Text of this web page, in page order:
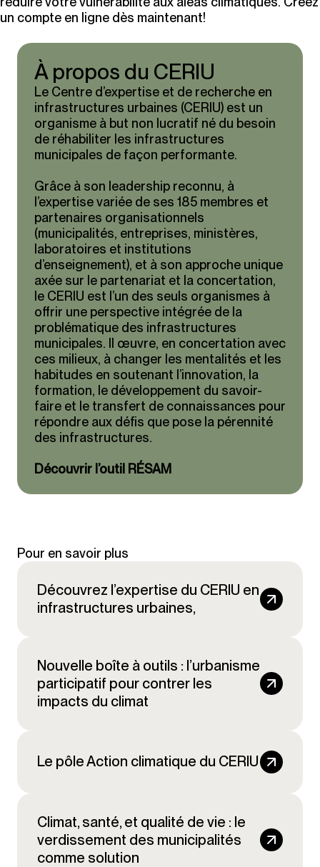
un compte en ligne dès maintenant!
À propos du CERIU
Le Centre d’expertise et de recherche en
infrastructures urbaines (CERIU) est un
organisme à but non lucratif né du besoin
de réhabiliter les infrastructures
municipales de façon performante.
Grâce à son leadership reconnu, à
l’expertise variée de ses 185 membres et
partenaires organisationnels
(municipalités, entreprises, ministères,
laboratoires et institutions
d’enseignement), et à son approche unique
axée sur le partenariat et la concertation,
le CERIU est l’un des seuls organismes à
offrir une perspective intégrée de la
problématique des infrastructures
municipales. Il œuvre, en concertation avec
ces milieux, à changer les mentalités et les
habitudes en soutenant l’innovation, la
formation, le développement du savoir-
faire et le transfert de connaissances pour
répondre aux défis que pose la pérennité
des infrastructures.
Découvrir l’outil RÉSAM
Pour en savoir plus
Découvrez l’expertise du CERIU en
infrastructures urbaines,
en infrastructures urbaines,
Nouvelle boîte à outils : l’urbanisme
participatif pour contrer les
impacts du climat
l’urbanisme participatif pour
Le pôle Action climatique du CERIU
CERIU
Climat, santé, et qualité de vie : le
verdissement des municipalités
comme solution